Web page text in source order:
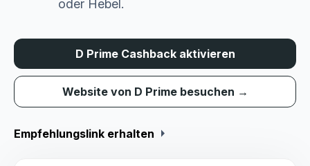
oder Hebel.
D Prime Cashback aktivieren
Website von D Prime besuchen →
Empfehlungslink erhalten arrow_right